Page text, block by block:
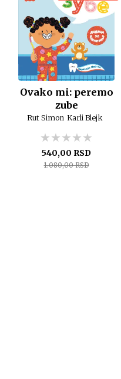
Ovako mi: peremo
zube
Rut Simon Karli Blejk
★★★★★
★★★★★
★★★★★
540,00 RSD
1.080,00 RSD